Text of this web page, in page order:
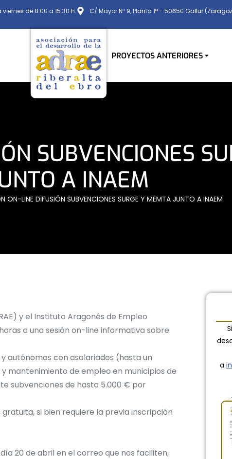
de 8:00 a 15:30 h. C/ Mayor Nº 9, Planta 1ª - 50650 Gallur
PROYECTOS ANTERIORES
SUBVENCIONES
A INAEM
ON-LINE DIFUSIÓN SUBVENCIONES SURGE Y MEMTA JUNTO A INAEM
y el Instituto Aragonés de Empleo
a una sesión on-line informativa sobre
autónomos con asalariados (hasta un
mantenimiento de empleo en municipios de
subvenciones de hasta 5.000 € por
si bien requiere la previa inscripción
20 de abril en el correo que nos faciliten,
a